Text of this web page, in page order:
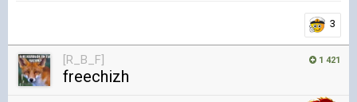
3
1 421
[R_B_F]
freechizh